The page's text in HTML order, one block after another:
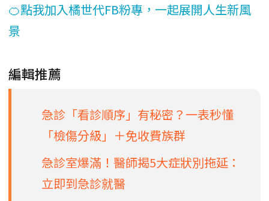
🍊點我加入橘世代FB粉專，一起展開人生新風
景
編輯推薦
急診「看診順序」有秘密？一表秒懂
「檢傷分級」＋免收費族群
急診室爆滿！醫師揭5大症狀別拖延：
立即到急診就醫